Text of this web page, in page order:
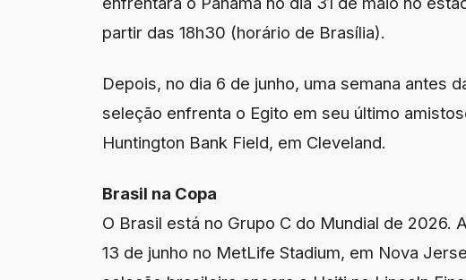
partir das 18h30 (horário de Brasília).
Depois, no dia 6 de junho, uma semana antes
seleção enfrenta o Egito em seu último
Huntington Bank Field, em Cleveland.
Brasil na Copa
O Brasil está no Grupo C do Mundial de 2026.
13 de junho no MetLife Stadium, em Nova